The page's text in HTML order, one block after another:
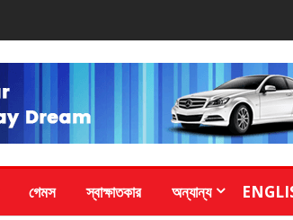
গেমস স্বাক্ষাতকার অন্যান্য